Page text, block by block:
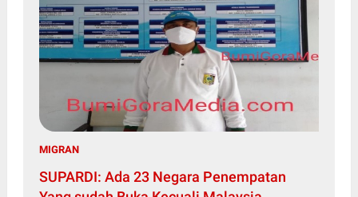
MIGRAN
SUPARDI: Ada 23 Negara Penempatan